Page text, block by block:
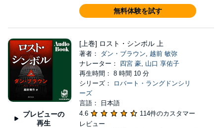
無料体験を試す
プレビューの
再生
[上巻] ロスト・シンボル 上
著者： ダン・ブラウン, 越前 敏弥
ナレーター： 四宮 豪, 山口 享佑子
再生時間： 8 時間 10 分
シリーズ：
ロバート・ラングドンシリ
ーズ
言語： 日本語
4.6
114件のカスタマー
レビュー